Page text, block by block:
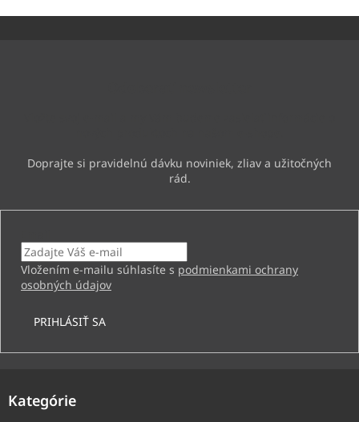
Vložením e-mailu súhlasíte s podmienkami ochrany
osobných údajov
PRIHLÁSIŤ SA
Kategórie